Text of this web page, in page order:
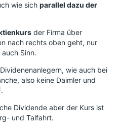
wie sich parallel dazu der
der Firma über
nach rechts oben geht, nur
Sinn.
wie auch bei
also keine Daimler und
Dividende aber der Kurs ist
und Talfahrt.